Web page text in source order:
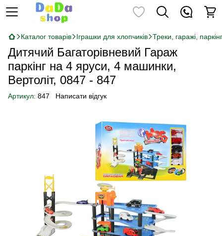
Каталог товарів Іграшки для хлопчиків Треки, гаражі,
Дитячий Багаторівневий Гараж
паркінг на 4 яруси, 4 машинки,
Вертоліт, 0847 - 847
Артикул: 847 Написати відгук